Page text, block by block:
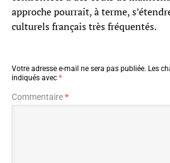
approche pourrait, à terme,
culturels français très fréquentés.
Votre adresse e-mail ne sera pas publiée. Les
indiqués avec *
Commentaire*